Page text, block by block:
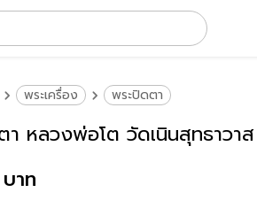
พระเครื่อง พระปิดตา
า หลวงพ่อโต วัดเนินสุทธาวาส
าท